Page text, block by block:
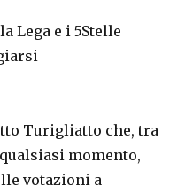
Lega e i 5Stelle
Turigliatto che, tra
momento,
votazioni a